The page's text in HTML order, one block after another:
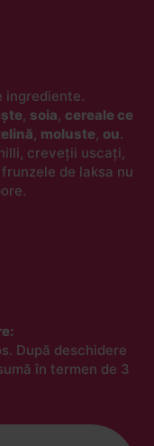
ingrediente.
, soia, cereale ce
, moluste, ou.
creveții uscați,
de laksa nu
După deschidere
în termen de 3